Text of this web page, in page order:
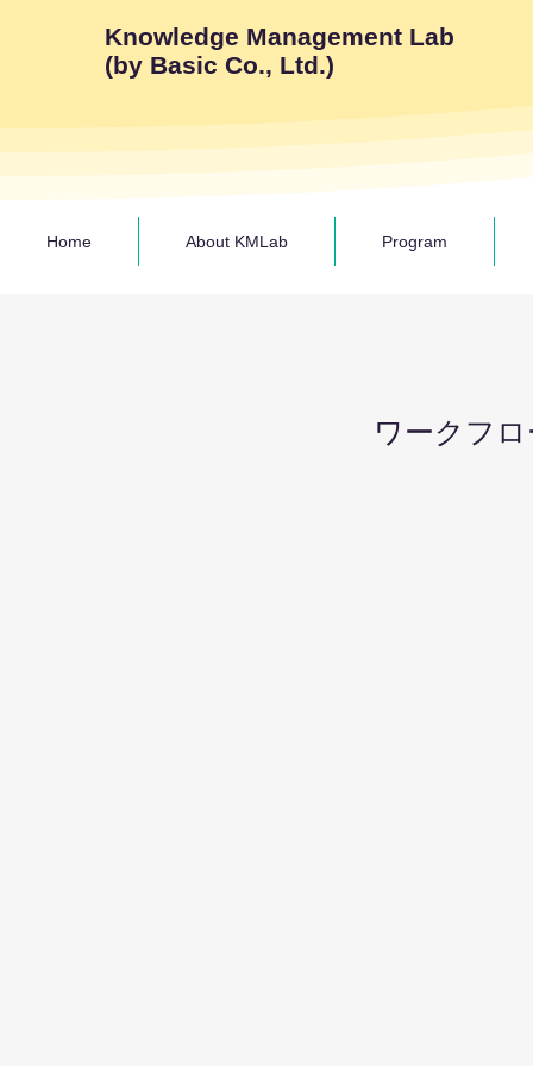
Knowledge Management Lab
(by Basic Co., Ltd.)
Home About KMLab Program
ワークフ